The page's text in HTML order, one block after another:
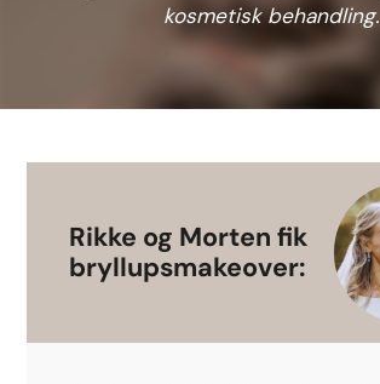
kosmetisk behandling.
Rikke og Morten fik
bryllupsmakeover: